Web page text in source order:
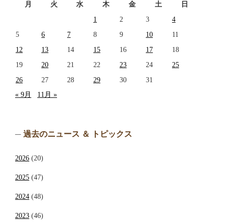
月
火 水 木 金 土
日
1
2 3
4
5
6 7 8 9 10
11
12
13 14 15 16 17
18
19
20 21 22 23 24
25
26
27 28 29 30
31
« 9月
11月 »
過去のニュース ＆ トピックス
2026 (20)
2025 (47)
2024 (48)
2023 (46)